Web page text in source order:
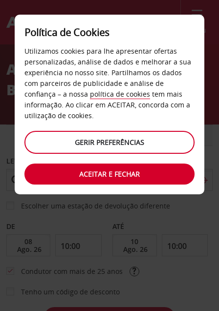
Menu
Welcome
AvisAluguer de carros Airlie
Beach
CARRO COMERCIAIS
LEVANTAR EM
Escolher uma estação de devolução diferente
DE ATÉ
Condutor com mais de 25 anos
Tenho um código de desconto
Política de Cookies
Utilizamos cookies para lhe apresentar ofertas
personalizadas, análise de dados e melhorar a sua
experiência no nosso site. Partilhamos os dados
com parceiros de publicidade e análise de
confiança – a nossa política de cookies tem mais
informação. Ao clicar em ACEITAR, concorda com a
utilização de cookies.
GERIR PREFERÊNCIAS
ACEITAR E FECHAR